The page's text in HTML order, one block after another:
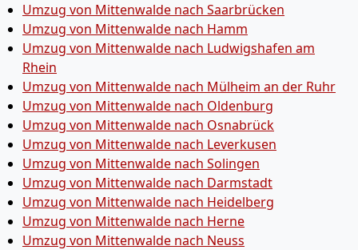
Umzug von Mittenwalde nach Saarbrücken
Umzug von Mittenwalde nach Hamm
Umzug von Mittenwalde nach Ludwigshafen am
Rhein
Umzug von Mittenwalde nach Mülheim an der Ruhr
Umzug von Mittenwalde nach Oldenburg
Umzug von Mittenwalde nach Osnabrück
Umzug von Mittenwalde nach Leverkusen
Umzug von Mittenwalde nach Solingen
Umzug von Mittenwalde nach Darmstadt
Umzug von Mittenwalde nach Heidelberg
Umzug von Mittenwalde nach Herne
Umzug von Mittenwalde nach Neuss